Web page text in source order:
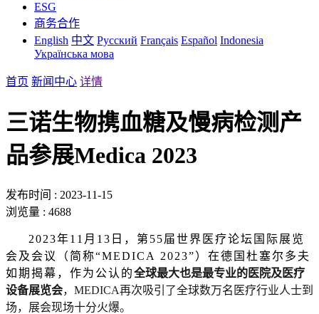
ESG
商务合作
English 中文 Русский Français Español Indonesia
Українська мова
首页 新闻中心 详情
三诺生物携血糖及慢病检测产
品参展Medica 2023
发布时间 : 2023-11-15
浏览量 : 4688
2023年11月13日，第55届世界医疗论坛国际展览
会及会议（简称“MEDICA 2023”）在德国杜塞尔多夫
如期揭幕，作为公认的全球最大也是最专业的医院及医疗
设备展览会，MEDICA再次吸引了全球数万名医疗行业人士到
场，展会现场十分火爆。